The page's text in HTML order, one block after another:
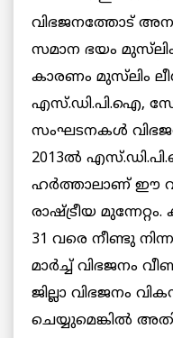
വിഭജനത്തോട്
സമാന ഭയം
കാരണം മുസ്‌ലിം
എസ്.ഡി.പി.ഐ,
സംഘടനകൾ വിഭജന
2013ൽ
ഹർത്താലാണ് ഈ
രാഷ്ട്രീയ
31 വരെ നീണ്ടു
മാർച്ച് വിഭജനം
ജില്ലാ വിഭജനം
ചെയ്യുമെങ്കിൽ